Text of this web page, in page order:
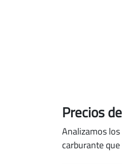
Precios
Analizamos
carburante